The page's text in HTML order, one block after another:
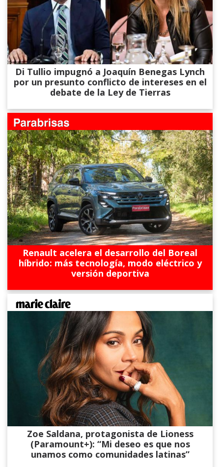
Di Tullio impugnó a Joaquín Benegas Lynch
por un presunto conflicto de intereses en el
debate de la Ley de Tierras
Renault acelera el desarrollo del Boreal
híbrido: más tecnología, modo eléctrico y
versión deportiva
Zoe Saldana, protagonista de Lioness
(Paramount+): “Mi deseo es que nos
unamos como comunidades latinas”